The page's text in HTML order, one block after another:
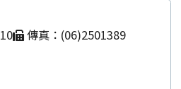
傳真：(06)2501389